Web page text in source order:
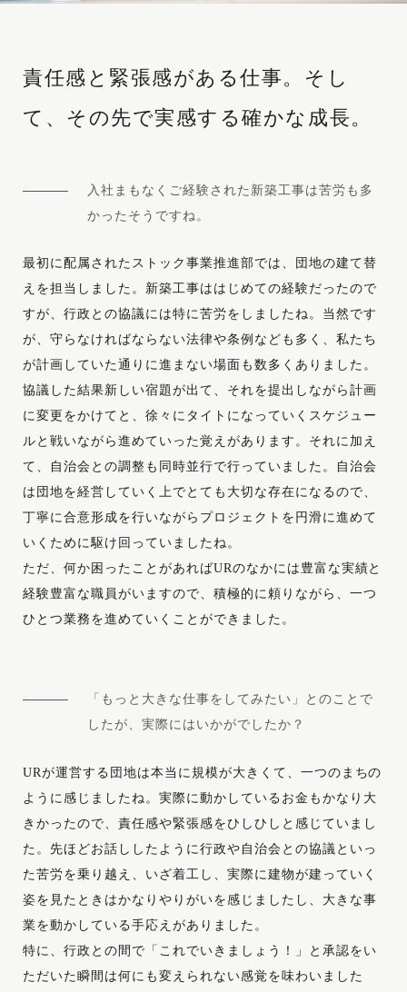
責任感と緊張感がある仕事。 そし
て、その先で実感する確かな成長。
入社まもなくご経験された新築工事は苦労も多
かったそうですね。
最初に配属されたストック事業推進部では、団地の建て替
えを担当しました。新築工事ははじめての経験だったので
すが、行政との協議には特に苦労をしましたね。当然です
が、守らなければならない法律や条例なども多く、私たち
が計画していた通りに進まない場面も数多くありました。
協議した結果新しい宿題が出て、それを提出しながら計画
に変更をかけてと、徐々にタイトになっていくスケジュー
ルと戦いながら進めていった覚えがあります。それに加え
て、自治会との調整も同時並行で行っていました。自治会
は団地を経営していく上でとても大切な存在になるので、
丁寧に合意形成を行いながらプロジェクトを円滑に進めて
いくために駆け回っていましたね。
ただ、何か困ったことがあればURのなかには豊富な実績と
経験豊富な職員がいますので、積極的に頼りながら、一つ
ひとつ業務を進めていくことができました。
「もっと大きな仕事をしてみたい」とのことで
したが、実際にはいかがでしたか？
URが運営する団地は本当に規模が大きくて、一つのまちの
ように感じましたね。実際に動かしているお金もかなり大
きかったので、責任感や緊張感をひしひしと感じていまし
た。先ほどお話ししたように行政や自治会との協議といっ
た苦労を乗り越え、いざ着工し、実際に建物が建っていく
姿を見たときはかなりやりがいを感じましたし、大きな事
業を動かしている手応えがありました。
特に、行政との間で「これでいきましょう！」と承認をい
ただいた瞬間は何にも変えられない感覚を味わいました